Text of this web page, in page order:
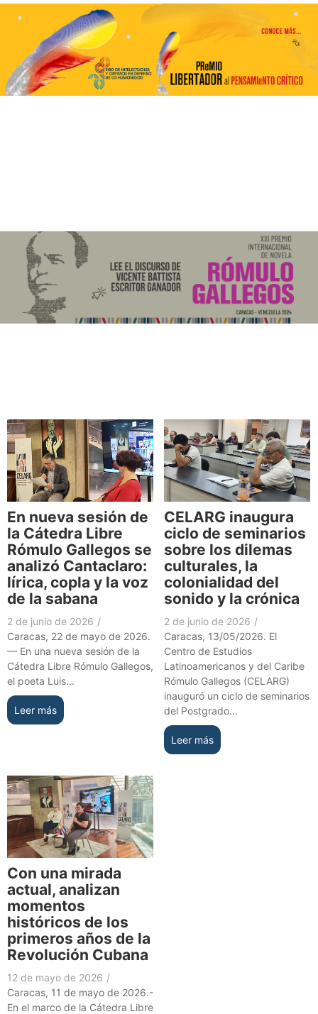
En nueva sesión de
la Cátedra Libre
Rómulo Gallegos se
analizó Cantaclaro:
lírica, copla y la voz
de la sabana
2 de junio de 2026 /
Caracas, 22 de mayo de 2026.
— En una nueva sesión de la
Cátedra Libre Rómulo Gallegos,
el poeta Luis...
Leer más
CELARG inaugura
ciclo de seminarios
sobre los dilemas
culturales, la
colonialidad del
sonido y la crónica
2 de junio de 2026 /
Caracas, 13/05/2026. El
Centro de Estudios
Latinoamericanos y del Caribe
Rómulo Gallegos (CELARG)
inauguró un ciclo de seminarios
del Postgrado...
Leer más
Con una mirada
actual, analizan
momentos
históricos de los
primeros años de la
Revolución Cubana
12 de mayo de 2026 /
Caracas, 11 de mayo de 2026.-
En el marco de la Cátedra Libre